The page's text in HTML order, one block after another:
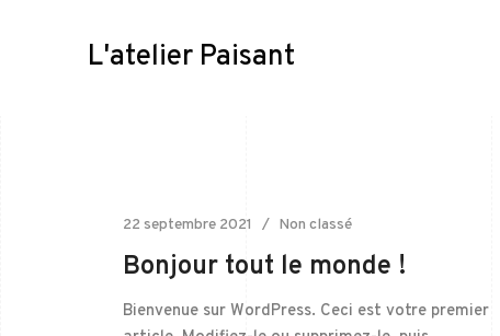
L'atelier Paisant
22 septembre 2021 Non classé
Bonjour tout le monde !
Bienvenue sur WordPress. Ceci est votre premier